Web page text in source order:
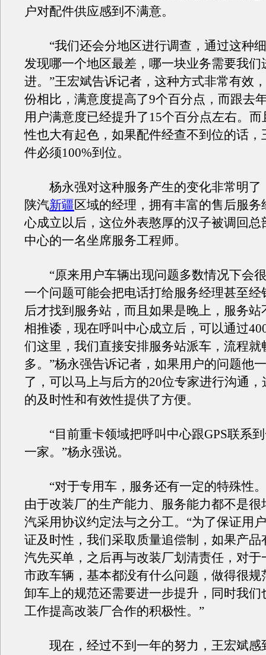
户对配件供应感到不满意。
“我们还会分地区进行调查，通过这种
发现哪一个地区最差，哪一块业务需要我们
进。”王宏斌告诉记者，这种方式非常有效
份相比，满意度提高了9个百分点，而跟去
用户满意度已经提升了15个百分点左右。
性也大有起色，如果配件经查不到位的话，
件必须100%到位。
杨永强对这种服务产生的变化非常明了
陕汽新疆区域的经理，拥有丰富的售后服务
心成立以后，这位外表憨厚的汉子被调回总
中心的一名坐席服务工程师。
“原来用户车辆出现问题多数情况下会
一个问题可能会把电话打给服务经理甚至经
后才找到服务站，而且如果是晚上，服务站
相推诿，现在呼叫中心成立后，可以通过
们这里，我们直接安排服务站派车，流程就
多。”杨永强告诉记者，如果用户的问题他
了，可以马上与后方的20位专家进行沟通
的及时性和有效性提供了方便。
“目前重卡领域把呼叫中心跟GPS联系到
一家。”杨永强说。
“对于专用车，服务还有一定的特殊性。
由于改装厂的生产能力、服务能力都不是很
汽采用协议约定法与之分工。“为了保证用
证及时性，我们采取质量追偿制，如果产品
汽先买单，之后再与改装厂划清责任，对于
市政车辆，基本都没有什么问题，做得很规
卸车上的规范还需要进一步提升，同时我们
工作提高改装厂合作的积极性。”
现在，经过不到一年的努力，王宏斌感